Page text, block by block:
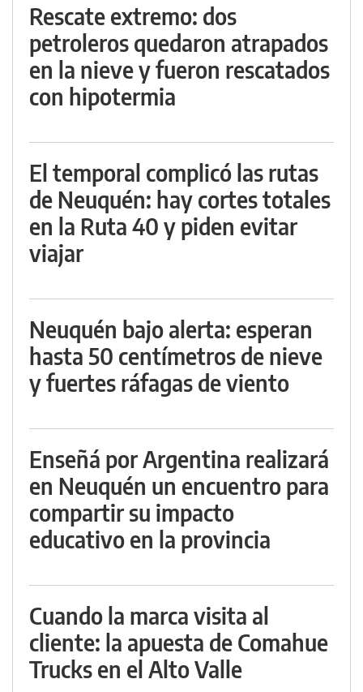
Rescate extremo: dos
petroleros quedaron atrapados
en la nieve y fueron rescatados
con hipotermia
El temporal complicó las rutas
de Neuquén: hay cortes totales
en la Ruta 40 y piden evitar
viajar
Neuquén bajo alerta: esperan
hasta 50 centímetros de nieve
y fuertes ráfagas de viento
Enseñá por Argentina realizará
en Neuquén un encuentro para
compartir su impacto
educativo en la provincia
Cuando la marca visita al
cliente: la apuesta de Comahue
Trucks en el Alto Valle